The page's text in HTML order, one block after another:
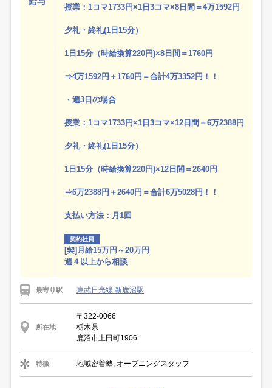
授業：1コマ1733円×1日3コマ×8日間＝4万1592円
夕礼・終礼(1日15分）
1日15分（時給換算220円)×8日間＝1760円
⇒4万1592円＋1760円＝合計4万3352円！！
・週3日の場合
授業：1コマ1733円×1日3コマ×12日間＝6万2388円
夕礼・終礼(1日15分）
1日15分（時給換算220円)×12日間＝2640円
⇒6万2388円＋2640円＝合計6万5028円！！
支払い方法：月1回
契約社員
[契]月給15万円～20万円
週４以上から相談
最寄り駅 東武日光線 新鹿沼駅
所在地
〒322-0066
栃木県
鹿沼市上田町1906
特徴 地域密着塾, オープニングスタッフ